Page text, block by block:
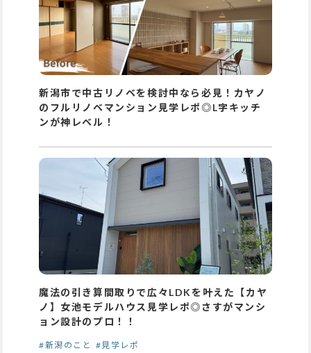
新潟市で中古リノベを検討中なら必見！カヤノ
のフルリノベマンション見学レポ◎L字キッチ
ンが神レベル！
魔法の引き算間取りで広々LDKを叶えた【カヤ
ノ】女池モデルハウス見学レポ◎さすがマンシ
ョン設計のプロ！！
#新潟のこと #見学レポ